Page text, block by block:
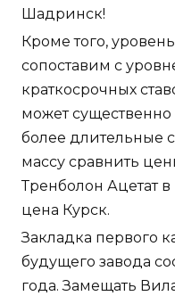
Шадринск!
Кроме того,
сопоставим с
краткосрочных
может существенно
более длительные
массу сравнить
Тренболон Ацетат
цена Курск.
Закладка первого
будущего завода
года. Замещать